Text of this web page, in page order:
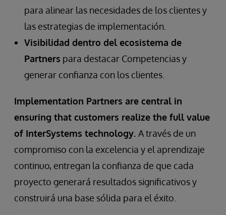
para alinear las necesidades de los clientes y
las estrategias de implementación.
Visibilidad dentro del ecosistema de
Partners para destacar Competencias y
generar confianza con los clientes.
Implementation Partners are central in
ensuring that customers realize the full value
of InterSystems technology. A través de un
compromiso con la excelencia y el aprendizaje
continuo, entregan la confianza de que cada
proyecto generará resultados significativos y
construirá una base sólida para el éxito.